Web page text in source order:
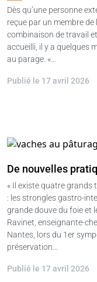
Dès qu’une personne
reçue par un membre de
combinaison de travail
accueilli, il y a quelques
au parage. «…
Publié le 17 avril 2026
De nouvelles
« Il existe quatre grands
: les strongles gastro-
grande douve du foie et
Ravinet, enseignante-
Nantes, lors du 1er
préservation…
Publié le 17 avril 2026